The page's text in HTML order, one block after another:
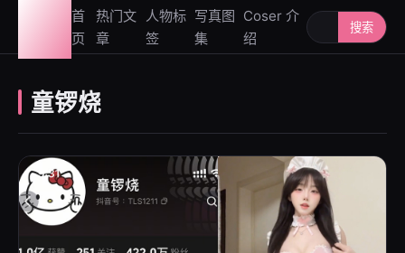
首
页
热门文
章
人物标
签
写真图
集
Coser 介
绍
搜索人物或写
搜索
童锣烧